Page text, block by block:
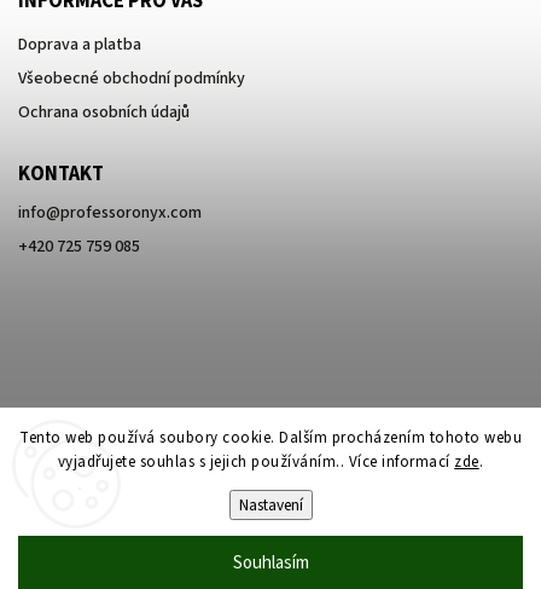
Tento web používá soubory cookie. Dalším procházením tohoto webu
vyjadřujete souhlas s jejich používáním.. Více informací zde.
Nastavení
Souhlasím
Doprava a platba
Všeobecné obchodní podmínky
Ochrana osobních údajů
KONTAKT
info@professoronyx.com
+420 725 759 085
Professor Onyx. Všechna práva vyhrazena.